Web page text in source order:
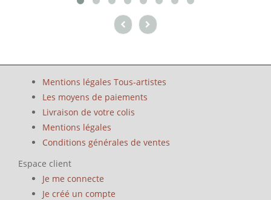
Mentions légales Tous-artistes
Les moyens de paiements
Livraison de votre colis
Mentions légales
Conditions générales de ventes
Espace client
Je me connecte
Je créé un compte